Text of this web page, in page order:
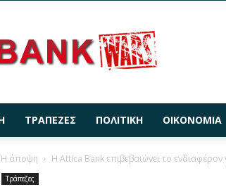
ΤΡΆΠΕΖΕΣ ΠΟΛΙΤΙΚΉ ΟΙΚΟΝΟΜΊΑ
Η άποψη Η Attica Bank επιβεβαιώνει το ενδιαφέρον
Τράπεζες